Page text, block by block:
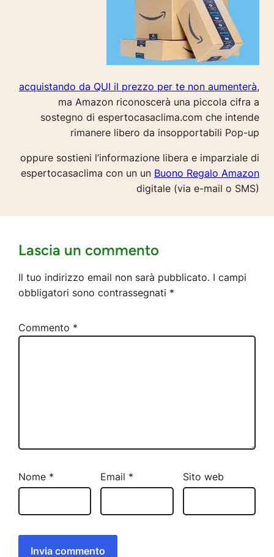
acquistando da QUI il prezzo per te non aumenterà,
ma Amazon riconoscerà una piccola cifra a
sostegno di espertocasaclima.com che intende
rimanere libero da insopportabili Pop-up
oppure sostieni l’informazione libera e imparziale di
espertocasaclima con un un Buono Regalo Amazon
digitale (via e-mail o SMS)
Lascia un commento
Il tuo indirizzo email non sarà pubblicato. I campi
obbligatori sono contrassegnati *
Commento *
Nome * Email * Sito web